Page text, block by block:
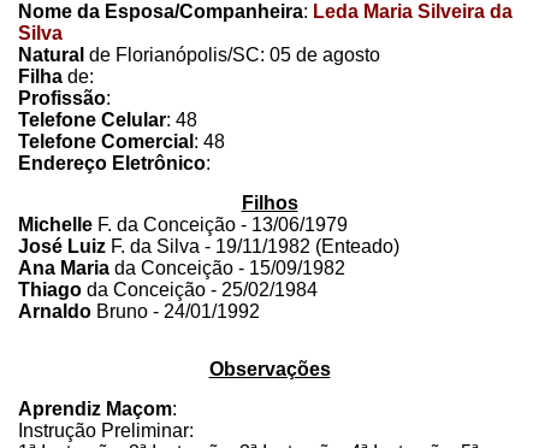
Nome da Esposa/Companheira: Leda Maria Silveira da
Silva
Natural de Florianópolis/SC: 05 de agosto
Filha de:
Profissão:
Telefone Celular: 48
Telefone Comercial : 48
Endereço Eletrônico:
Filhos
Michelle F. da Conceição - 13/06/1979
José Luiz F. da Silva - 19/11/1982 (Enteado)
Ana Maria da Conceição - 15/09/1982
Thiago da Conceição - 25/02/1984
Arnaldo Bruno - 24/01/1992
Observações
Aprendiz Maçom:
Instrução Preliminar: